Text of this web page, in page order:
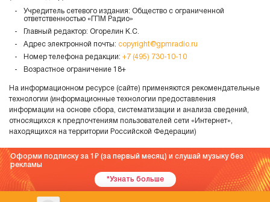
Учредитель сетевого издания: Общество с ограниченной
ответственностью «ГПМ Радио»
Главный редактор: Огорелин К.С.
Адрес электронной почты: copyright@gpmradio.ru
Номер телефона редакции: +7 (495) 730-10-10
Возрастное ограничение 18+
На информационном ресурсе (сайте) применяются рекомендательные
технологии (информационные технологии предоставления
информации на основе сбора, систематизации и анализа сведений,
относящихся к предпочтениям пользователей сети «Интернет»,
находящихся на территории Российской Федерации)
Оформи подписку за 1
(за первый месяц) и слушай музыку без
рекламы
*Узнать больше